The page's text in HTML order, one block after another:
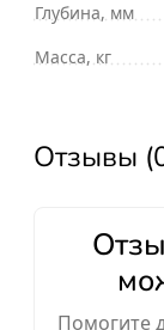
Глубина, мм
Масса, кг
Отзывы
Помогите